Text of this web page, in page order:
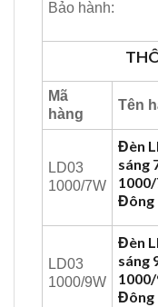
Bảo hành:
Mã
hàng
Tên
LD03
1000/7W
Đèn
sáng
Đông
LD03
1000/9W
Đèn
sáng
Đông